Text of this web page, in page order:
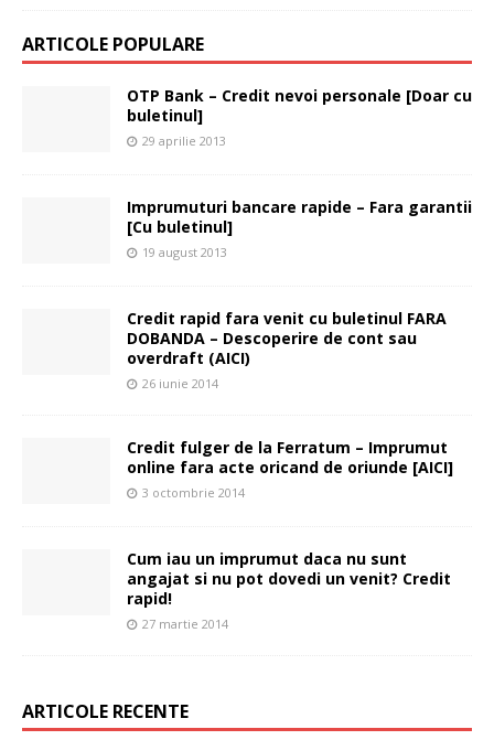
ARTICOLE POPULARE
OTP Bank – Credit nevoi personale [Doar cu
buletinul]
29 aprilie 2013
Imprumuturi bancare rapide – Fara garantii
[Cu buletinul]
19 august 2013
Credit rapid fara venit cu buletinul FARA
DOBANDA – Descoperire de cont sau
overdraft (AICI)
26 iunie 2014
Credit fulger de la Ferratum – Imprumut
online fara acte oricand de oriunde [AICI]
3 octombrie 2014
Cum iau un imprumut daca nu sunt
angajat si nu pot dovedi un venit? Credit
rapid!
27 martie 2014
ARTICOLE RECENTE